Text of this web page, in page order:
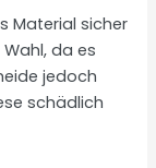
Material sicher
da es
jedoch
schädlich